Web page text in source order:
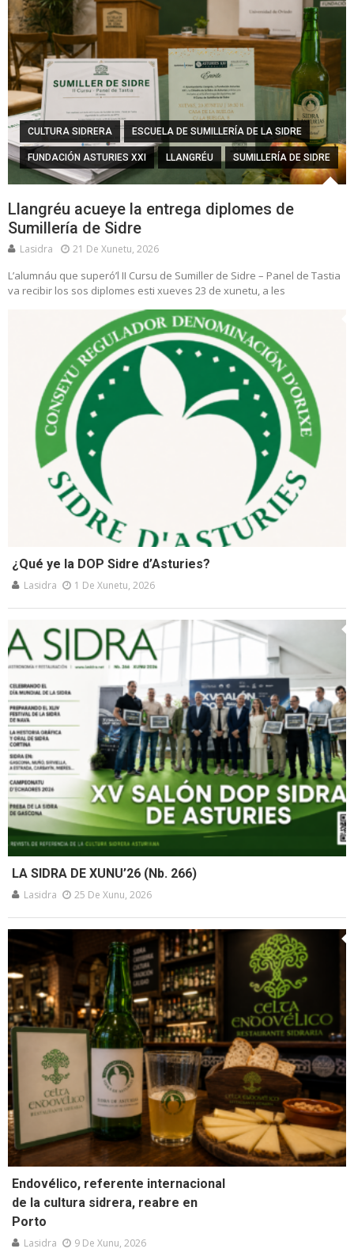
CULTURA SIDRERA ESCUELA DE SUMILLERÍA DE LA SIDRE
FUNDACIÓN ASTURIES XXI LLANGRÉU SUMILLERÍA DE SIDRE
Llangréu acueye la entrega diplomes de
Sumillería de Sidre
Lasidra 21 De Xunetu, 2026
L’alumnáu que superó’l II Cursu de Sumiller de Sidre – Panel de Tastia
va recibir los sos diplomes esti xueves 23 de xunetu, a les
¿Qué ye la DOP Sidre d’Asturies?
Lasidra 1 De Xunetu, 2026
LA SIDRA DE XUNU’26 (Nb. 266)
Lasidra 25 De Xunu, 2026
Endovélico, referente internacional
de la cultura sidrera, reabre en
Porto
Lasidra 9 De Xunu, 2026